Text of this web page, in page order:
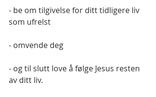
- be om tilgivelse for ditt tidligere liv
som ufrelst
- omvende deg
- og til slutt love å følge Jesus resten
av ditt liv.